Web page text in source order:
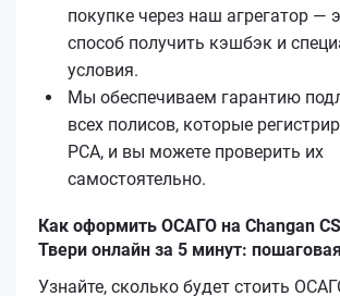
покупке через наш агрегатор —
способ получить кэшбэк и
условия.
Мы обеспечиваем гарантию
всех полисов, которые
РСА, и вы можете проверить их
самостоятельно.
Как оформить ОСАГО на Changan
Твери онлайн за 5 минут:
Узнайте, сколько будет стоить